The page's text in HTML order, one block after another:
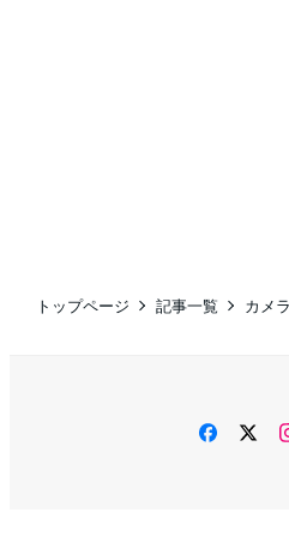
トップページ 記事一覧 カメラ